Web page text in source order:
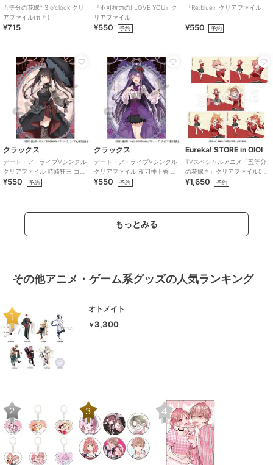
五等分の花嫁*_3 o'clock クリ
アファイル(五月)
¥715
『不可抗力のI LOVE YOU』ク
リアファイル
¥550 予約
『Re:blue』クリアファイル
¥550 予約
クラックス
デート・ア・ライブVシングル
クリアファイル 時崎狂三 ゴシ
ックドール
¥550 予約
クラックス
デート・ア・ライブVシングル
クリアファイル 夜刀神十香 ゴ
シックドール
¥550 予約
Eureka! STORE in OIOI
TVスペシャルアニメ「五等分
の花嫁＊」クリアファイル5種
セット
¥1,650 予約
もっとみる
その他アニメ・ゲーム系グッズの人気ランキング
オトメイト
￥3,300